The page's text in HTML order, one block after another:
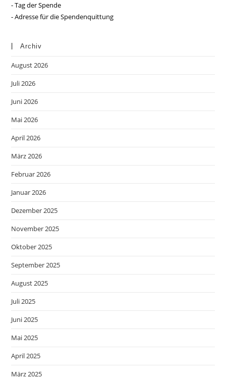
- Tag der Spende
- Adresse für die Spendenquittung
Archiv
August 2026
Juli 2026
Juni 2026
Mai 2026
April 2026
März 2026
Februar 2026
Januar 2026
Dezember 2025
November 2025
Oktober 2025
September 2025
August 2025
Juli 2025
Juni 2025
Mai 2025
April 2025
März 2025